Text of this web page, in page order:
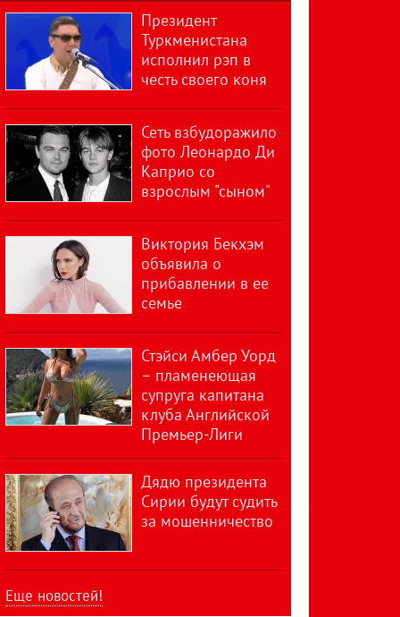
Президент
Туркменистана
исполнил рэп в
честь своего коня
Сеть взбудоражило
фото Леонардо Ди
Каприо со
взрослым "сыном"
Виктория Бекхэм
объявила о
прибавлении в ее
семье
Стэйси Амбер Уорд
– пламенеющая
супруга капитана
клуба Английской
Премьер-Лиги
Дядю президента
Сирии будут судить
за мошенничество
Еще новостей!